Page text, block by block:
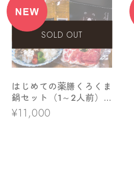
SOLD OUT
はじめての薬膳くろくま
鍋セット（1～2人前）
【送料込み】
¥11,000